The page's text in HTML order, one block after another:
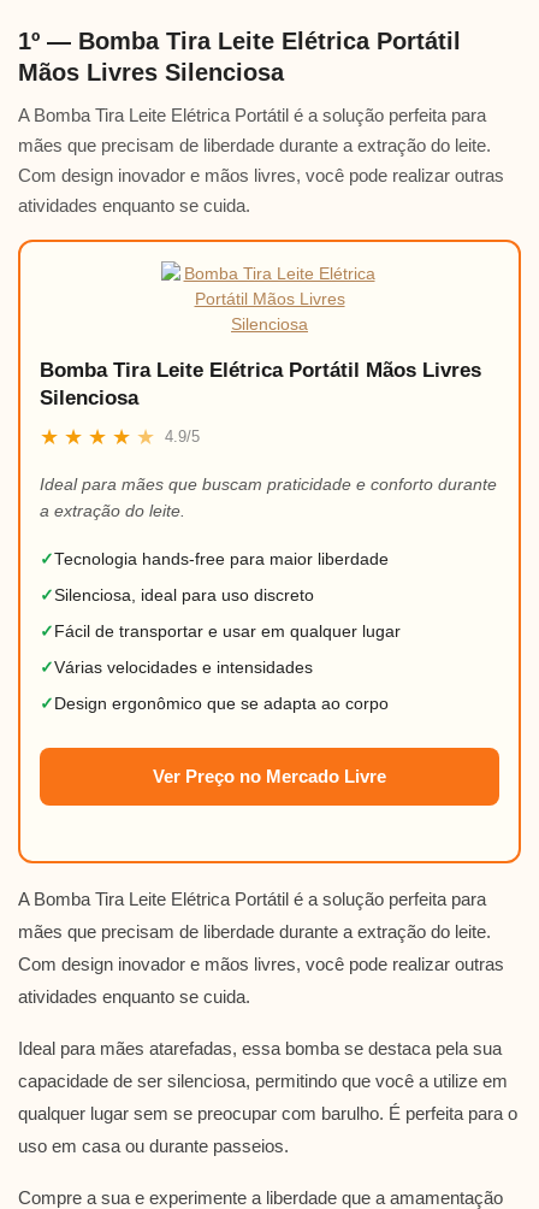
1º — Bomba Tira Leite Elétrica Portátil
Mãos Livres Silenciosa
A Bomba Tira Leite Elétrica Portátil é a solução perfeita para
mães que precisam de liberdade durante a extração do leite.
Com design inovador e mãos livres, você pode realizar outras
atividades enquanto se cuida.
Bomba Tira Leite Elétrica Portátil Mãos Livres
Silenciosa
★ ★ ★ ★ ★ 4.9/5
Ideal para mães que buscam praticidade e conforto durante
a extração do leite.
✓Tecnologia hands-free para maior liberdade
✓Silenciosa, ideal para uso discreto
✓ Fácil de transportar e usar em qualquer lugar
✓Várias velocidades e intensidades
✓ Design ergonômico que se adapta ao corpo
Ver Preço no Mercado Livre
A Bomba Tira Leite Elétrica Portátil é a solução perfeita para
mães que precisam de liberdade durante a extração do leite.
Com design inovador e mãos livres, você pode realizar outras
atividades enquanto se cuida.
Ideal para mães atarefadas, essa bomba se destaca pela sua
capacidade de ser silenciosa, permitindo que você a utilize em
qualquer lugar sem se preocupar com barulho. É perfeita para o
uso em casa ou durante passeios.
Compre a sua e experimente a liberdade que a amamentação